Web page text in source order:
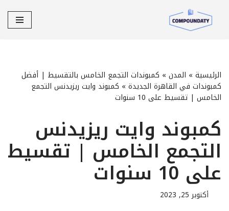
تخطى
الرئيسية » المدن » كمبوندات التجمع الخامس بالتقسيط | أفضل
كمبوندات في القاهرة الجديدة » كمبوند وايت ريزيدنس التجمع
الخامس | تقسيط على 10 سنوات
كمبوند وايت ريزيدنس
التجمع الخامس | تقسيط
على 10 سنوات
أكتوبر 25, 2023